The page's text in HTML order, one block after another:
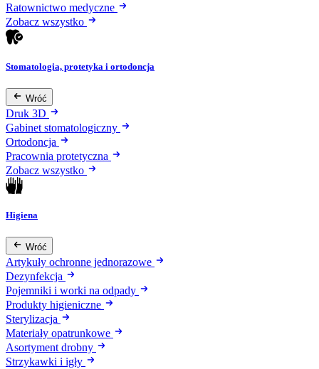
Ratownictwo medyczne
Zobacz wszystko
Stomatologia, protetyka i ortodoncja
Wróć
Druk 3D
Gabinet stomatologiczny
Ortodoncja
Pracownia protetyczna
Zobacz wszystko
Higiena
Wróć
Artykuły ochronne jednorazowe
Dezynfekcja
Pojemniki i worki na odpady
Produkty higieniczne
Sterylizacja
Materiały opatrunkowe
Asortyment drobny
Strzykawki i igły